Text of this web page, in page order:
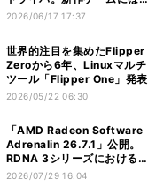
対応
2026/06/17 17:37
世界的注目を集めたFlipper
Zeroから6年、Linuxマルチ
ツール「Flipper One」発表
2026/05/22 06:30
「AMD Radeon Software
Adrenalin 26.7.1」公開。
RDNA 3シリーズにおける不
具合多数解消
2026/07/29 16:04